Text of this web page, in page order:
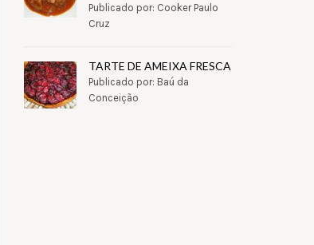
Publicado por: Cooker Paulo
Cruz
TARTE DE AMEIXA FRESCA
Publicado por: Baú da
Conceição